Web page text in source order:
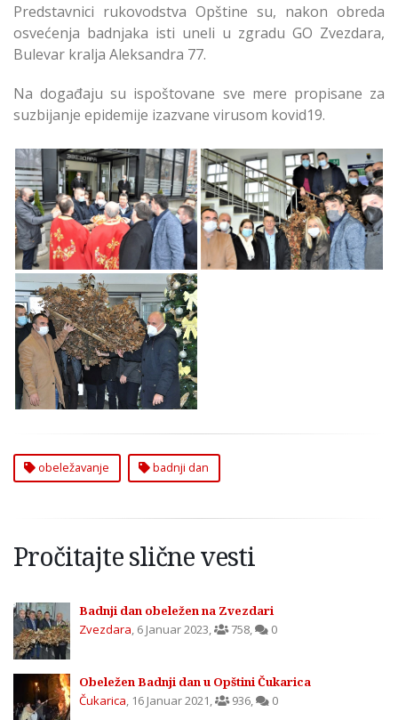
Predstavnici rukovodstva Opštine su, nakon obreda
osvećenja badnjaka isti uneli u zgradu GO Zvezdara,
Bulevar kralja Aleksandra 77.
Na događaju su ispoštovane sve mere propisane za
suzbijanje epidemije izazvane virusom kovid19.
Badnji dan Obeležen
na Zvezdari
Badnji dan Obeležen
na Zvezdari
Badnji dan Obeležen
na Zvezdari
obeležavanje badnji dan
Pročitajte slične vesti
Badnji dan obeležen na Zvezdari
Zvezdara, 6 Januar 2023, 758, 0
Obeležen Badnji dan u Opštini Čukarica
Čukarica, 16 Januar 2021, 936, 0